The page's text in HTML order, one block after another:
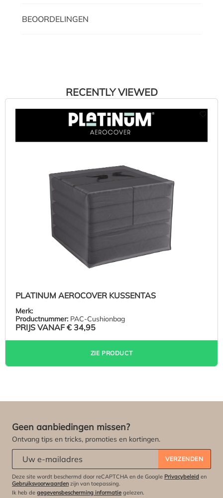
BEOORDELINGEN
RECENTLY VIEWED
PLATINUM AEROCOVER KUSSENTAS
Merk:
Productnummer: PAC-Cushionbag
PRIJS VANAF € 34,95
ZIE PRODUCT
Geen aanbiedingen missen?
Ontvang tips en tricks, promoties en kortingen.
VERZENDEN
Deze site wordt beschermd door reCAPTCHA en de Google Privacybeleid en
Gebruiksvoorwaarden zijn van toepassing.
Ik heb de gegevensbescherming informatie gelezen.